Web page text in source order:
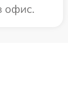
офис.